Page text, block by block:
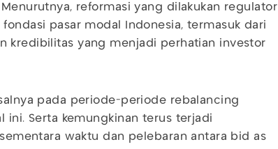
reformasi yang dilakukan regulator
pasar modal Indonesia, termasuk dari
kredibilitas yang menjadi perhatian investor
pada periode-periode rebalancing
ini. Serta kemungkinan terus terjadi
waktu dan pelebaran antara bid as